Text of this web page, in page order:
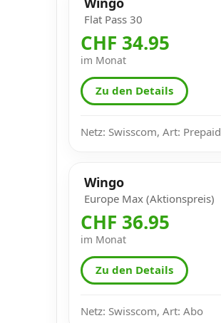
Flat Pass 30
CHF 34.95
im Monat
Zu den Details
Netz: Swisscom, Art: Prepaid
Wingo
Europe Max (Aktionspreis)
CHF 36.95
im Monat
Zu den Details
Netz: Swisscom, Art: Abo